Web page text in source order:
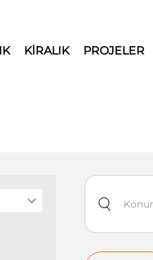
KİRALIK PROJELER